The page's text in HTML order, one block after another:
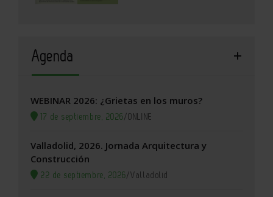
Agenda
WEBINAR 2026: ¿Grietas en los muros?
17 de septiembre, 2026/ONLINE
Valladolid, 2026. Jornada Arquitectura y
Construcción
22 de septiembre, 2026/Valladolid